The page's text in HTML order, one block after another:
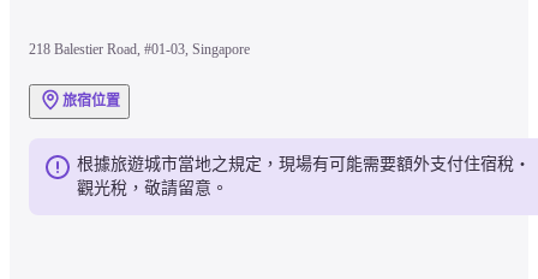
218 Balestier Road, #01-03, Singapore
旅宿位置
根據旅遊城市當地之規定，現場有可能需要額外支付住宿稅・
觀光稅，敬請留意。